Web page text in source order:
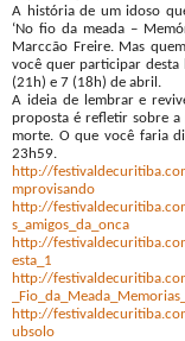
A história de um idoso
‘No fio da meada –
Marccão Freire. Mas
você quer participar desta
(21h) e 7 (18h) de abril.
A ideia de lembrar e
proposta é refletir sobre a
morte. O que você faria
23h59.
http://
mprovisando
http://
s_amigos_da_onca
http://
esta_1
http://
http://
ubsolo